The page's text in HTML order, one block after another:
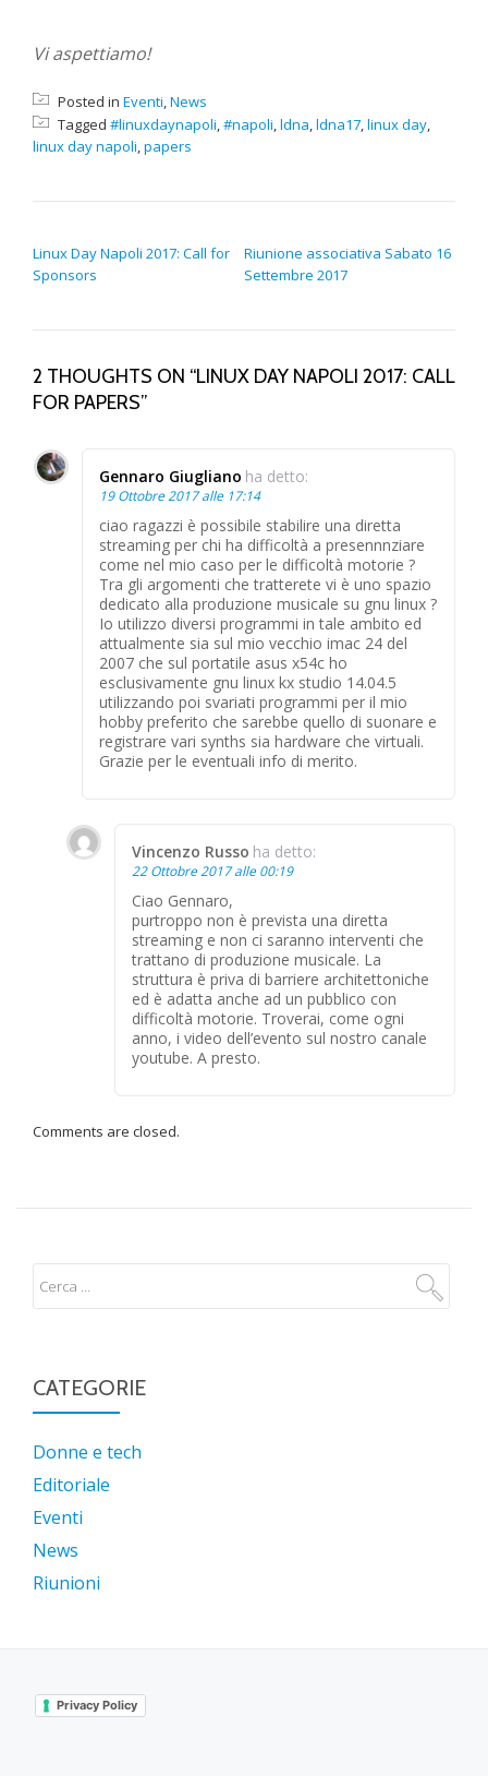
Vi aspettiamo!
Posted in Eventi,News
Tagged #linuxdaynapoli,#napoli,ldna,ldna17,linux day,
linux day napoli,papers
Linux Day Napoli 2017: Call for
Sponsors
Riunione associativa Sabato 16
Settembre 2017
2 THOUGHTS ON “LINUX DAY NAPOLI 2017: CALL
FOR PAPERS”
Gennaro Giugliano ha detto:
19 Ottobre 2017 alle 17:14
ciao ragazzi è possibile stabilire una diretta
streaming per chi ha difficoltà a presennnziare
come nel mio caso per le difficoltà motorie ?
Tra gli argomenti che tratterete vi è uno spazio
dedicato alla produzione musicale su gnu linux ?
Io utilizzo diversi programmi in tale ambito ed
attualmente sia sul mio vecchio imac 24 del
2007 che sul portatile asus x54c ho
esclusivamente gnu linux kx studio 14.04.5
utilizzando poi svariati programmi per il mio
hobby preferito che sarebbe quello di suonare e
registrare vari synths sia hardware che virtuali.
Grazie per le eventuali info di merito.
Vincenzo Russo ha detto:
22 Ottobre 2017 alle 00:19
Ciao Gennaro,
purtroppo non è prevista una diretta
streaming e non ci saranno interventi che
trattano di produzione musicale. La
struttura è priva di barriere architettoniche
ed è adatta anche ad un pubblico con
difficoltà motorie. Troverai, come ogni
anno, i video dell’evento sul nostro canale
youtube. A presto.
Comments are closed.
CATEGORIE
Donne e tech
Editoriale
Eventi
News
Riunioni
Privacy Policy